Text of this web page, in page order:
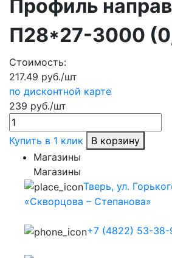
Профиль
П28*27-3000
Стоимость:
217.49 руб./шт
по дисконтной карте
239 руб./шт
Купить в 1 клик
В корзину
Магазины
Магазины
Тверь, ул.
«Скворцова – Степанова»
+7 (4822) 53-38-